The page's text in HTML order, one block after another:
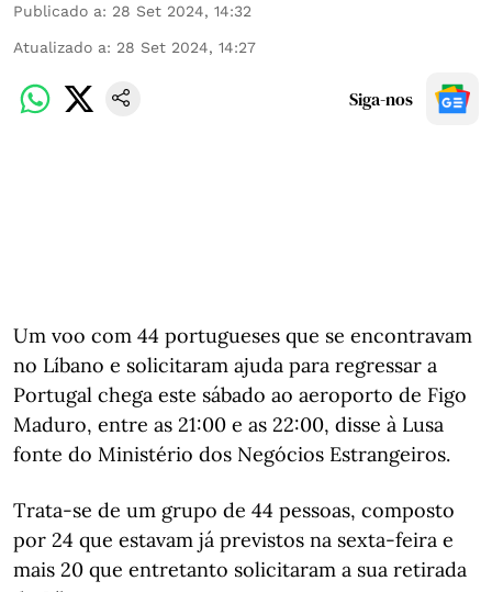
Publicado a: 28 Set 2024, 14:32
Atualizado a: 28 Set 2024, 14:27
Siga-nos
Um voo com 44 portugueses que se encontravam
no Líbano e solicitaram ajuda para regressar a
Portugal chega este sábado ao aeroporto de Figo
Maduro, entre as 21:00 e as 22:00, disse à Lusa
fonte do Ministério dos Negócios Estrangeiros.
Trata-se de um grupo de 44 pessoas, composto
por 24 que estavam já previstos na sexta-feira e
mais 20 que entretanto solicitaram a sua retirada